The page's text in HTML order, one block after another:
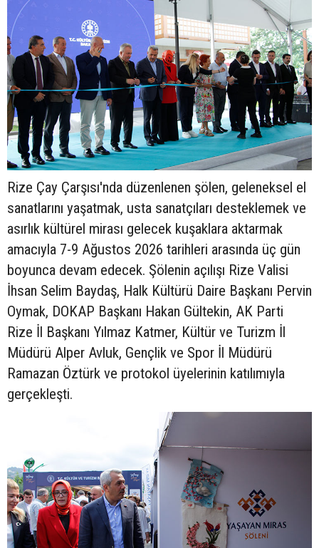
Rize Çay Çarşısı'nda düzenlenen şölen, geleneksel el
sanatlarını yaşatmak, usta sanatçıları desteklemek ve
asırlık kültürel mirası gelecek kuşaklara aktarmak
amacıyla 7-9 Ağustos 2026 tarihleri arasında üç gün
boyunca devam edecek. Şölenin açılışı Rize Valisi
İhsan Selim Baydaş, Halk Kültürü Daire Başkanı Pervin
Oymak, DOKAP Başkanı Hakan Gültekin, AK Parti
Rize İl Başkanı Yılmaz Katmer, Kültür ve Turizm İl
Müdürü Alper Avluk, Gençlik ve Spor İl Müdürü
Ramazan Öztürk ve protokol üyelerinin katılımıyla
gerçekleşti.